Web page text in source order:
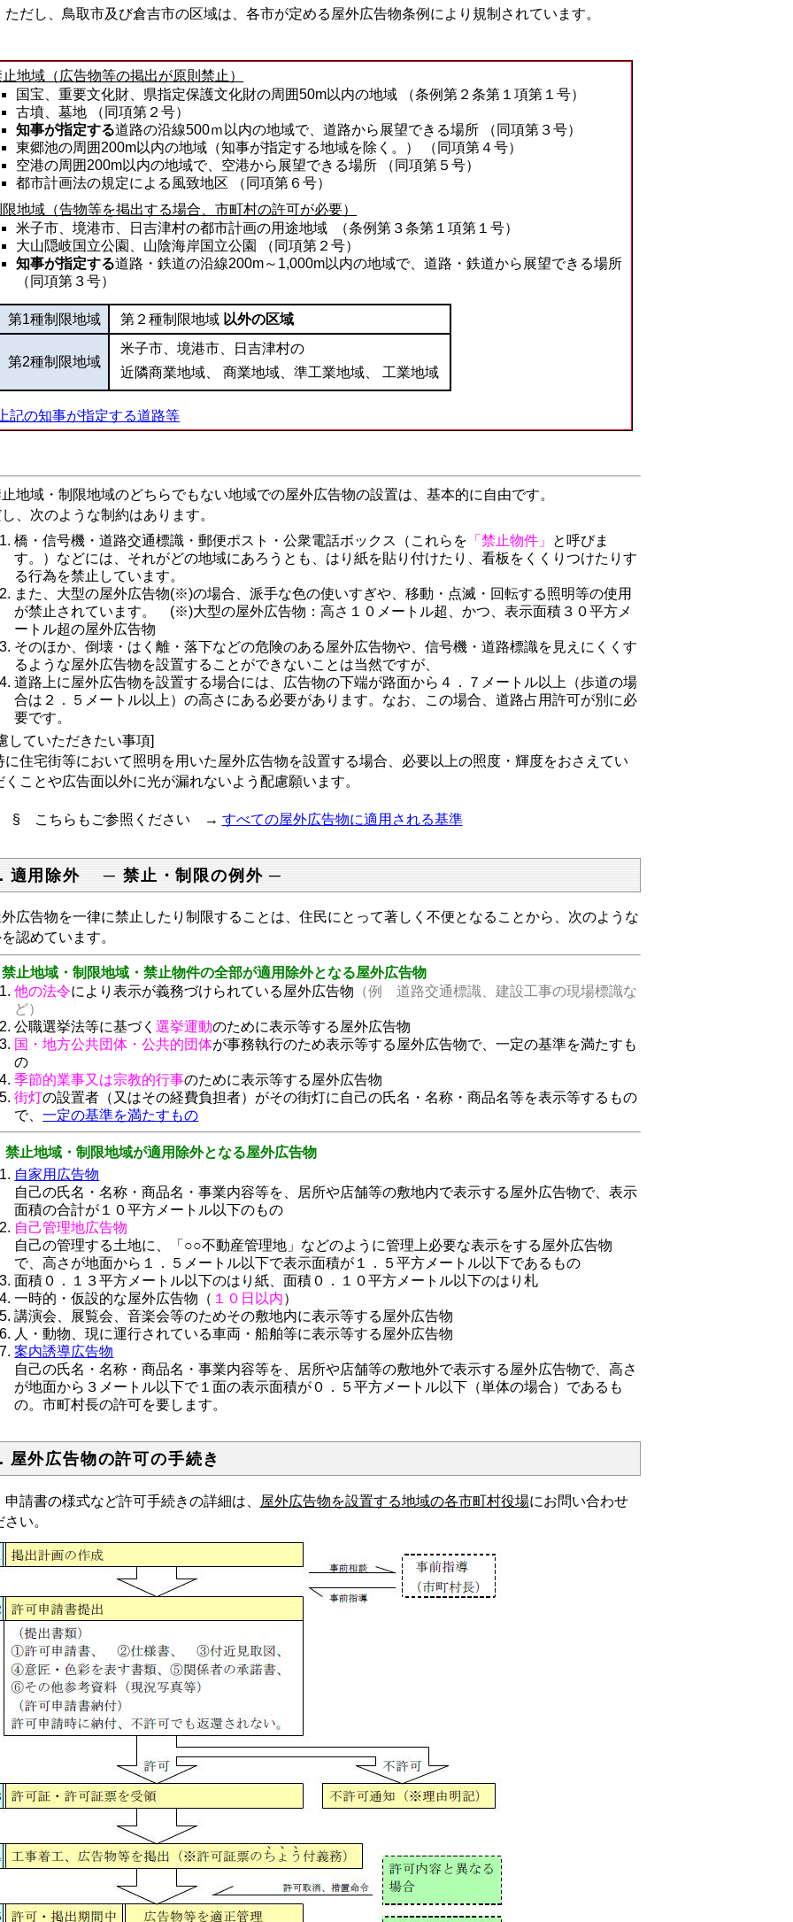
し、鳥取市及び倉吉市の区域は、各市が定める屋外広告物条例により規制されています。
地域（広告物等の掲出が原則禁止）
国宝、重要文化財、県指定保護文化財の周囲50m以内の地域 （条例第２条第１項第１号）
古墳、墓地 （同項第２号）
知事が指定する道路の沿線500ｍ以内の地域で、道路から展望できる場所 （同項第３号）
東郷池の周囲200m以内の地域（知事が指定する地域を除く。） （同項第４号）
空港の周囲200m以内の地域で、空港から展望できる場所 （同項第５号）
都市計画法の規定による風致地区 （同項第６号）
限地域（告物等を掲出する場合、市町村の許可が必要）
米子市、境港市、日吉津村の都市計画の用途地域 （条例第３条第１項第１号）
大山隠岐国立公園、山陰海岸国立公園 （同項第２号）
知事が指定する道路・鉄道の沿線200m～1,000m以内の地域で、道路・鉄道から展望できる場所
（同項第３号）
第1種制限地域 第２種制限地域以外の区域
第2種制限地域
米子市、境港市、日吉津村の
近隣商業地域、 商業地域、準工業地域、 工業地域
記の知事が指定する道路等
域・制限地域のどちらでもない地域での屋外広告物の設置は、基本的に自由です。
、次のような制約はあります。
橋・信号機・道路交通標識・郵便ポスト・公衆電話ボックス
（これらを 「禁止物件」 と呼びま
す。） などには、それがどの地域にあろうとも、 はり紙を貼り付けたり、看板をくくりつけたりす
る行為を禁止しています。
また、大型の屋外広告物(※)の場合、派手な色の使いすぎや、移動・点滅・回転する照明等の使用
が禁止されています。 (※)大型の屋外広告物：高さ１０メートル超、かつ、表示面積３０平方メ
ートル超の屋外広告物
そのほか、倒壊・はく離・落下などの危険のある屋外広告物や、信号機・道路標識を見えにくくす
るような屋外広告物を設置することができないことは当然ですが、
道路上に屋外広告物を設置する場合には、広告物の下端が路面から４．７メートル以上（歩道の場
合は２．５メートル以上）の高さにある必要があります。なお、この場合、道路占用許可が別に必
要です。
していただきたい事項]
住宅街等において照明を用いた屋外広告物を設置する場合、必要以上の照度・輝度をおさえてい
くことや広告面以外に光が漏れないよう配慮願います。
§ こちらもご参照ください → すべての屋外広告物に適用される基準
適用除外 ─ 禁止・制限の例外 ─
告物を一律に禁止したり制限することは、住民にとって著しく不便となることから、次のような
認めています。
止地域・制限地域・禁止物件の全部が適用除外となる屋外広告物
他の法令により表示が義務づけられている屋外広告物 （例 道路交通標識、建設工事の現場標識な
ど）
公職選挙法等に基づく選挙運動のために表示等する屋外広告物
国・地方公共団体・公共的団体が事務執行のため表示等する屋外広告物で、一定の基準を満たすも
の
季節的業事又は宗教的行事のために表示等する屋外広告物
街灯の設置者（又はその経費負担者）がその街灯に自己の氏名・名称・商品名等を表示等するもの
で、一定の基準を満たすもの
止地域・制限地域が適用除外となる屋外広告物
自家用広告物
自己の氏名・名称・商品名・事業内容等を、居所や店舗等の敷地内で表示する屋外広告物で、表示
面積の合計が１０平方メートル以下のもの
自己管理地広告物
自己の管理する土地に、「○○不動産管理地」などのように管理上必要な表示をする屋外広告物
で、高さが地面から１．５メートル以下で表示面積が１．５平方メートル以下であるもの
面積０．１３平方メートル以下のはり紙、面積０．１０平方メートル以下のはり札
一時的・仮設的な屋外広告物（ １０日以内）
講演会、展覧会、音楽会等のためその敷地内に表示等する屋外広告物
人・動物、現に運行されている車両・船舶等に表示等する屋外広告物
案内誘導広告物
自己の氏名・名称・商品名・事業内容等を、居所や店舗等の敷地外で表示する屋外広告物で、高さ
が地面から３メートル以下で１面の表示面積が０．５平方メートル以下（単体の場合）であるも
の。市町村長の許可を要します。
屋外広告物の許可の手続き
請書の様式など許可手続きの詳細は、 屋外広告物を設置する地域の各市町村役場にお問い合わせ
い。